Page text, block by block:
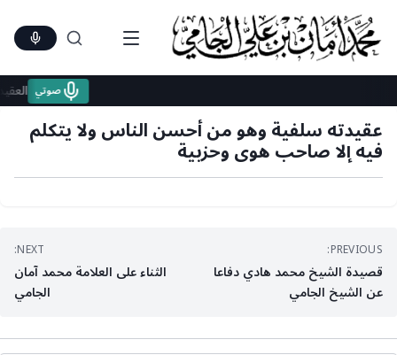
Skip
content
صوتي
عقيدته سلفية وهو من أحسن الناس ولا يتكلم
فيه إلا صاحب هوى وحزبية
تصفّح
المقالات
PREVIOUS:
قصيدة الشيخ محمد هادي دفاعا
عن الشيخ الجامي
NEXT:
الثناء على العلامة محمد آمان
الجامي